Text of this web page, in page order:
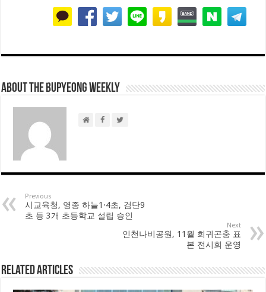
About THE BUPYEONG WEEKLY
Previous
시교육청, 영종 하늘1·4초, 검단9
초 등 3개 초등학교 설립 승인
Next
인천나비공원, 11월 희귀곤충 표
본 전시회 운영
Related Articles